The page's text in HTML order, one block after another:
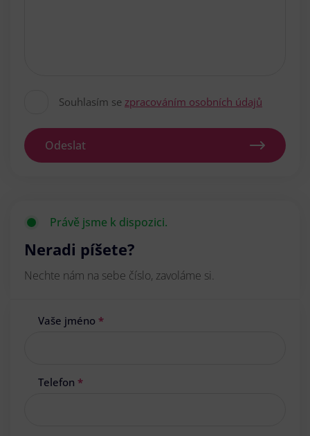
Souhlasím se zpracováním osobních údajů
Odeslat
Právě jsme k dispozici.
Neradi píšete?
Nechte nám na sebe číslo, zavoláme si.
Vaše jméno *
Telefon *